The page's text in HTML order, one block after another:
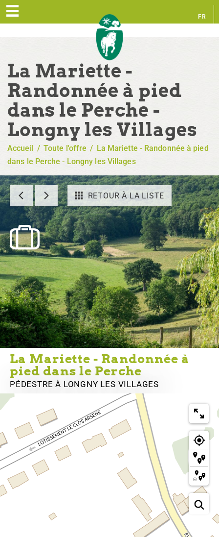
FR
La Mariette -
Randonnée à pied
dans le Perche -
Longny les Villages
Accueil / Toute l'offre / La Mariette - Randonnée à pied
dans le Perche - Longny les Villages
RETOUR À LA LISTE
La Mariette - Randonnée à
pied dans le Perche
PÉDESTREÀ LONGNY LES VILLAGES